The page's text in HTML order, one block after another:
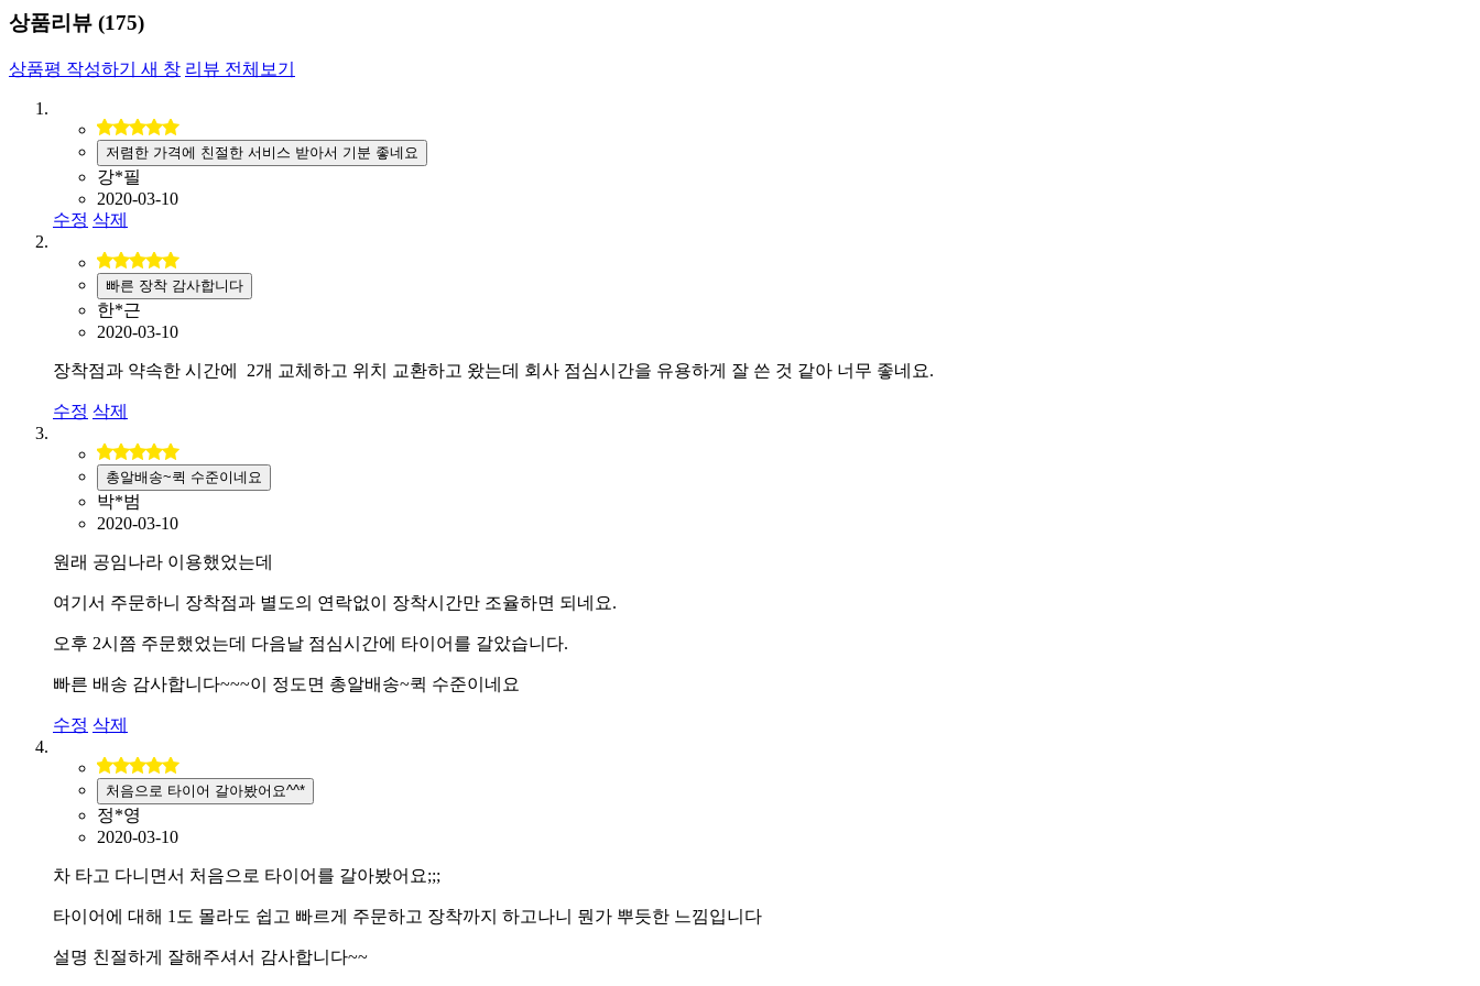
상품리뷰 (175)
상품평 작성하기 새 창 리뷰 전체보기
저렴한 가격에 친절한 서비스 받아서 기분 좋네요
강*필
2020-03-10
수정 삭제
빠른 장착 감사합니다
한*근
2020-03-10
장착점과 약속한 시간에 2개 교체하고 위치 교환하고 왔는데 회사 점심시간을 유용하게 잘 쓴 것 같아 너무 좋네요.
수정 삭제
총알배송~퀵 수준이네요
박*범
2020-03-10
원래 공임나라 이용했었는데
여기서 주문하니 장착점과 별도의 연락없이 장착시간만 조율하면 되네요.
오후 2시쯤 주문했었는데 다음날 점심시간에 타이어를 갈았습니다.
빠른 배송 감사합니다~~~이 정도면 총알배송~퀵 수준이네요
수정 삭제
처음으로 타이어 갈아봤어요^^*
정*영
2020-03-10
차 타고 다니면서 처음으로 타이어를 갈아봤어요;;;
타이어에 대해 1도 몰라도 쉽고 빠르게 주문하고 장착까지 하고나니 뭔가 뿌듯한 느낌입니다
설명 친절하게 잘해주셔서 감사합니다~~